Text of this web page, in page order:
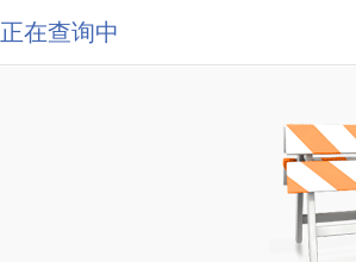
正在查询中